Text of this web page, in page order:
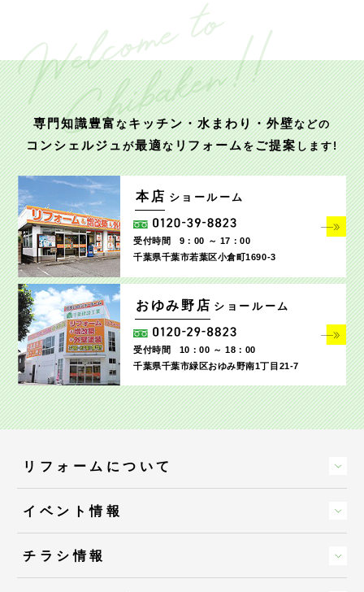
専門知識豊富なキッチン・水まわり・外壁などの
コンシェルジュが最適なリフォームをご提案します!
本店 ショールーム
受付時間
9：00 ～ 17：00
千葉県千葉市若葉区小倉町1690‐3
おゆみ野店 ショールーム
受付時間
10：00 ～ 18：00
千葉県千葉市緑区おゆみ野南1丁目21-7
リフォームについて
イベント情報
チラシ情報